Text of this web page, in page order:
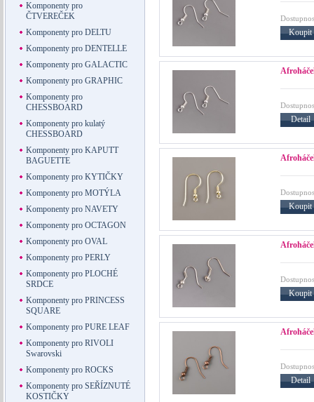
Komponenty pro
ČTVEREČEK
Komponenty pro DELTU
Komponenty pro DENTELLE
Komponenty pro GALACTIC
Komponenty pro GRAPHIC
Komponenty pro
CHESSBOARD
Komponenty pro kulatý
CHESSBOARD
Komponenty pro KAPUTT
BAGUETTE
Komponenty pro KYTIČKY
Komponenty pro MOTÝLA
Komponenty pro NAVETY
Komponenty pro OCTAGON
Komponenty pro OVAL
Komponenty pro PERLY
Komponenty pro PLOCHÉ
SRDCE
Komponenty pro PRINCESS
SQUARE
Komponenty pro PURE LEAF
Komponenty pro RIVOLI
Swarovski
Komponenty pro ROCKS
Komponenty pro SEŘÍZNUTÉ
KOSTIČKY
Koupit
Detail
Koupit
Koupit
Detail